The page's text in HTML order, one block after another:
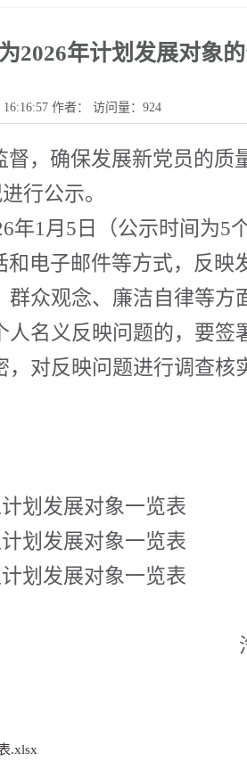
2026年计划发展对象
作者： 访问量： 924
，确保发展新党员的质
行公示。
年1月 5 日（公示时间为5
电子邮件等方式，反映
众观念、廉洁自律等方
名义反映问题的，要签
对反映问题进行调查核
计划发展对象一览表
计划发展对象一览表
计划发展对象一览表
.xlsx